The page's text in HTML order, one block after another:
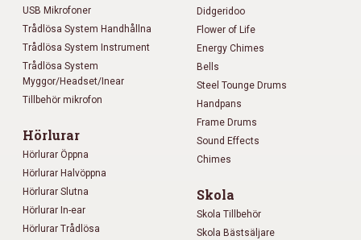
USB Mikrofoner
Trådlösa System Handhållna
Trådlösa System Instrument
Trådlösa System
Myggor/Headset/Inear
Tillbehör mikrofon
Hörlurar
Hörlurar Öppna
Hörlurar Halvöppna
Hörlurar Slutna
Hörlurar In-ear
Hörlurar Trådlösa
Didgeridoo
Flower of Life
Energy Chimes
Bells
Steel Tounge Drums
Handpans
Frame Drums
Sound Effects
Chimes
Skola
Skola Tillbehör
Skola Bästsäljare